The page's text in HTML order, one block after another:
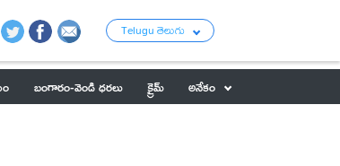
Telugu తెలుగు
బంగారం-వెండి ధరలు క్రైమ్
అనేకం